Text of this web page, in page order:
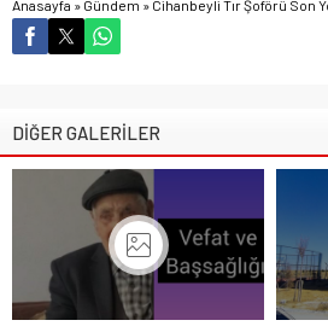
Anasayfa » Gündem » Cihanbeyli Tır Şoförü Son
DİĞER GALERİLER